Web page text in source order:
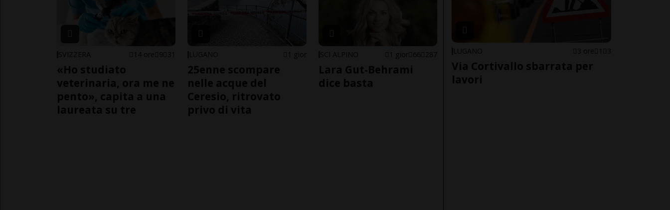
SVIZZERA 14 ore 9 31
«Ho studiato
veterinaria, ora me ne
pento», capita a una
laureata su tre
LUGANO 1 gior
25enne scompare
nelle acque del
Ceresio, ritrovato
privo di vita
SCI ALPINO 1 gior 66 287
Lara Gut-Behrami
dice basta
LUGANO 3 ore 1 3
Via Cortivallo sbarrata per
lavori